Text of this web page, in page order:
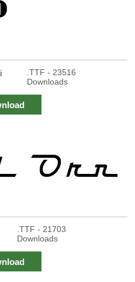
.TTF - 23516
Downloads
.TTF - 21703
Downloads